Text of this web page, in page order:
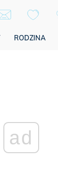
RODZINA
ad